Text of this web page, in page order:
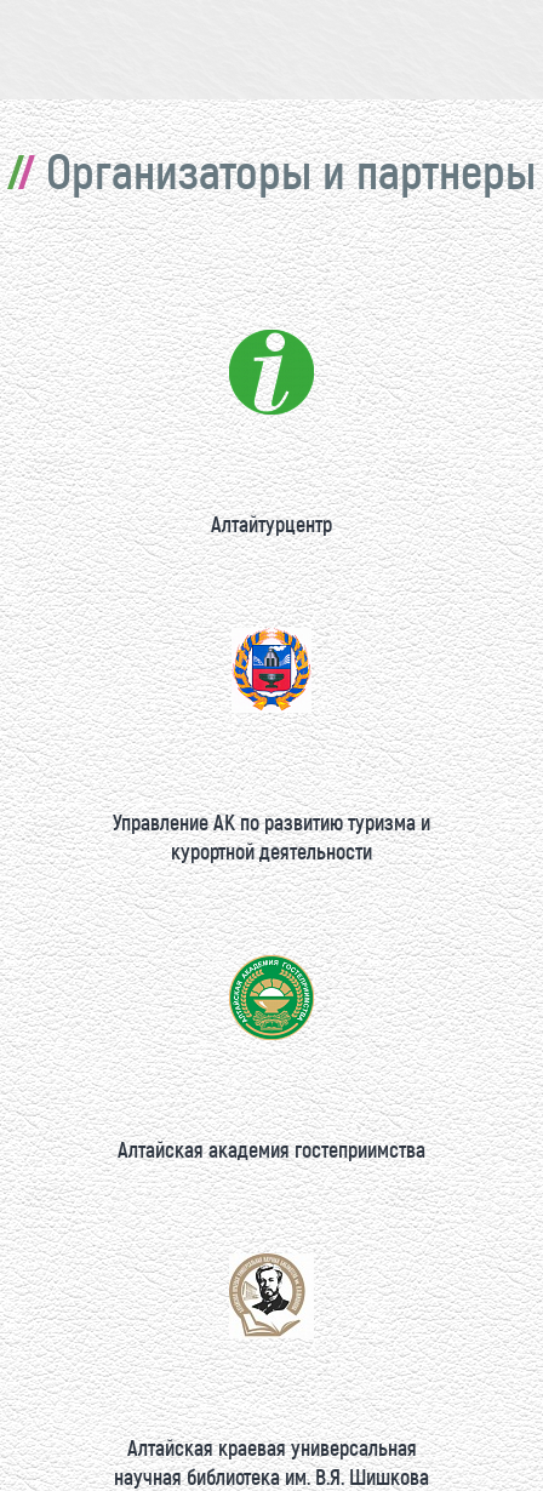
Организаторы и партнеры
Алтайтурцентр
Управление АК по развитию туризма и
курортной деятельности
Алтайская академия гостеприимства
Алтайская краевая универсальная
научная библиотека им. В.Я. Шишкова